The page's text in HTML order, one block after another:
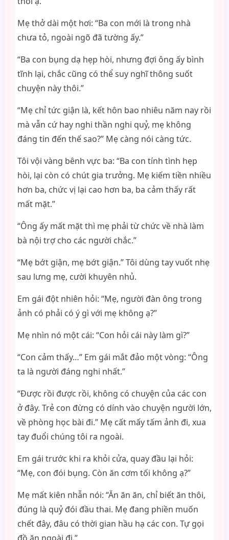
Mẹ thở dài một hơi: “Ba con mới là trong nhà
chưa tỏ, ngoài ngõ đã tường ấy.”
“Ba con bụng dạ hẹp hòi, nhưng đợi ông ấy bình
tĩnh lại, chắc cũng có thể suy nghĩ thông suốt
chuyện này thôi.”
“Mẹ chỉ tức giận là, kết hôn bao nhiêu năm nay rồi
mà vẫn cứ hay nghi thần nghi quỷ, mẹ không
đáng tin đến thế sao?” Mẹ càng nói càng tức.
Tôi vội vàng bênh vực ba: “Ba con tính tình hẹp
hòi, lại còn có chút gia trưởng. Mẹ kiếm tiền nhiều
hơn ba, chức vị lại cao hơn ba, ba cảm thấy rất
mất mặt.”
“Ông ấy mất mặt thì mẹ phải từ chức về nhà làm
bà nội trợ cho các người chắc.”
“Mẹ bớt giận, mẹ bớt giận.” Tôi dùng tay vuốt nhẹ
sau lưng mẹ, cười khuyên nhủ.
Em gái đột nhiên hỏi: “Mẹ, người đàn ông trong
ảnh có phải có ý gì với mẹ không ạ?”
Mẹ nhìn nó một cái: “Con hỏi cái này làm gì?”
“Con cảm thấy…” Em gái mắt đảo một vòng: “Ông
ta là người đáng nghi nhất.”
“Được rồi được rồi, không có chuyện của các con
ở đây. Trẻ con đừng có dính vào chuyện người lớn,
về phòng học bài đi.” Mẹ cất mấy tấm ảnh đi, xua
tay đuổi chúng tôi ra ngoài.
Em gái trước khi ra khỏi cửa, quay đầu lại hỏi:
“Mẹ, con đói bụng. Còn ăn cơm tối không ạ?”
Mẹ mất kiên nhẫn nói: “Ăn ăn ăn, chỉ biết ăn thôi,
đúng là quỷ đói đầu thai. Mẹ đang phiền muốn
chết đây, đâu có thời gian hầu hạ các con. Tự gọi